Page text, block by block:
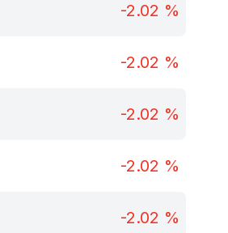
-2.02 %
-2.02 %
-2.02 %
-2.02 %
-2.02 %